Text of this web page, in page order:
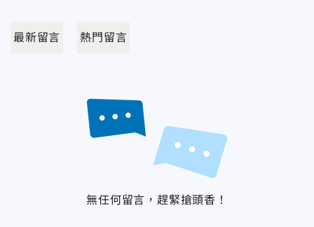
最新留言 熱門留言
無任何留言，趕緊搶頭香！